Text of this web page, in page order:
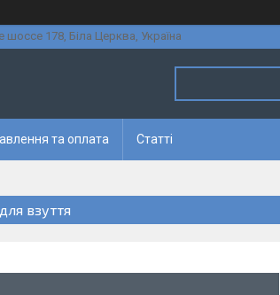
шоссе 178, Біла Церква, Україна
та оплата Статті
взуття